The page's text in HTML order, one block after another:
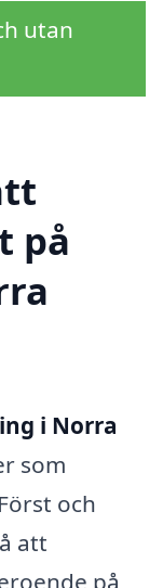
utan
på
i Norra
som
och
att